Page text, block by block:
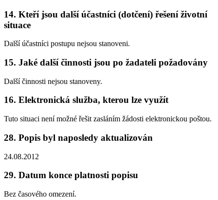
14. Kteří jsou další účastníci (dotčení) řešení životní
situace
Další účastníci postupu nejsou stanoveni.
15. Jaké další činnosti jsou po žadateli požadovány
Další činnosti nejsou stanoveny.
16. Elektronická služba, kterou lze využít
Tuto situaci není možné řešit zasláním žádosti elektronickou poštou.
28. Popis byl naposledy aktualizován
24.08.2012
29. Datum konce platnosti popisu
Bez časového omezení.